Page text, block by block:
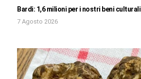
Bardi: 1,6 milioni per i nostri beni culturali
7 Agosto 2026